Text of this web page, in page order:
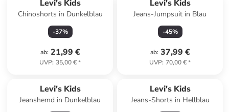
Levi's Kids
Chinoshorts in Dunkelblau
-37%
ab: 21,99 €
UVP: 35,00 €*
Levi's Kids
Jeans-Jumpsuit in Blau
-45%
ab: 37,99 €
UVP: 70,00 €*
Levi's Kids
Jeanshemd in Dunkelblau
Levi's Kids
Jeans-Shorts in Hellblau